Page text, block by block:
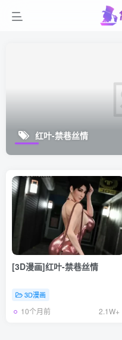
红叶-禁巷丝情
[3D漫画]红叶-禁巷丝情
3D漫画
10个月前 2.1W+